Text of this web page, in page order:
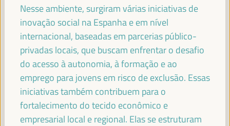
(PNUD)
JAN VAN ZANEN
Presidente da CGLU e Prefeito de Haia - Cidades e
Governos Locais Unidos (CGLU)
Nesse ambiente, surgiram várias iniciativas de
inovação social na Espanha e em nível
internacional, baseadas em parcerias público-
privadas locais, que buscam enfrentar o desafio
do acesso à autonomia, à formação e ao
emprego para jovens em risco de exclusão. Essas
iniciativas também contribuem para o
fortalecimento do tecido econômico e
empresarial local e regional. Elas se estruturam